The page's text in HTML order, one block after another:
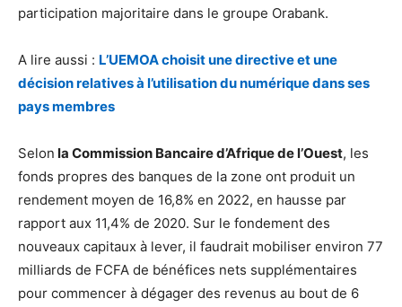
participation majoritaire dans le groupe Orabank.
A lire aussi : L’UEMOA choisit une directive et une
décision relatives à l’utilisation du numérique dans ses
pays membres
Selon la Commission Bancaire d’Afrique de l’Ouest, les
fonds propres des banques de la zone ont produit un
rendement moyen de 16,8% en 2022, en hausse par
rapport aux 11,4% de 2020. Sur le fondement des
nouveaux capitaux à lever, il faudrait mobiliser environ 77
milliards de FCFA de bénéfices nets supplémentaires
pour commencer à dégager des revenus au bout de 6